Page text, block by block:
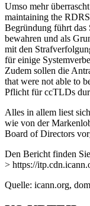
Umso mehr
maintaining the
Begründung führt das
bewahren und als
mit den
für einige
Zudem sollen die
that were not able to
Pflicht für ccTLDs
Alles in allem liest
wie von der
Board of Directors
Den Bericht finden
> https://
Quelle: icann.org,